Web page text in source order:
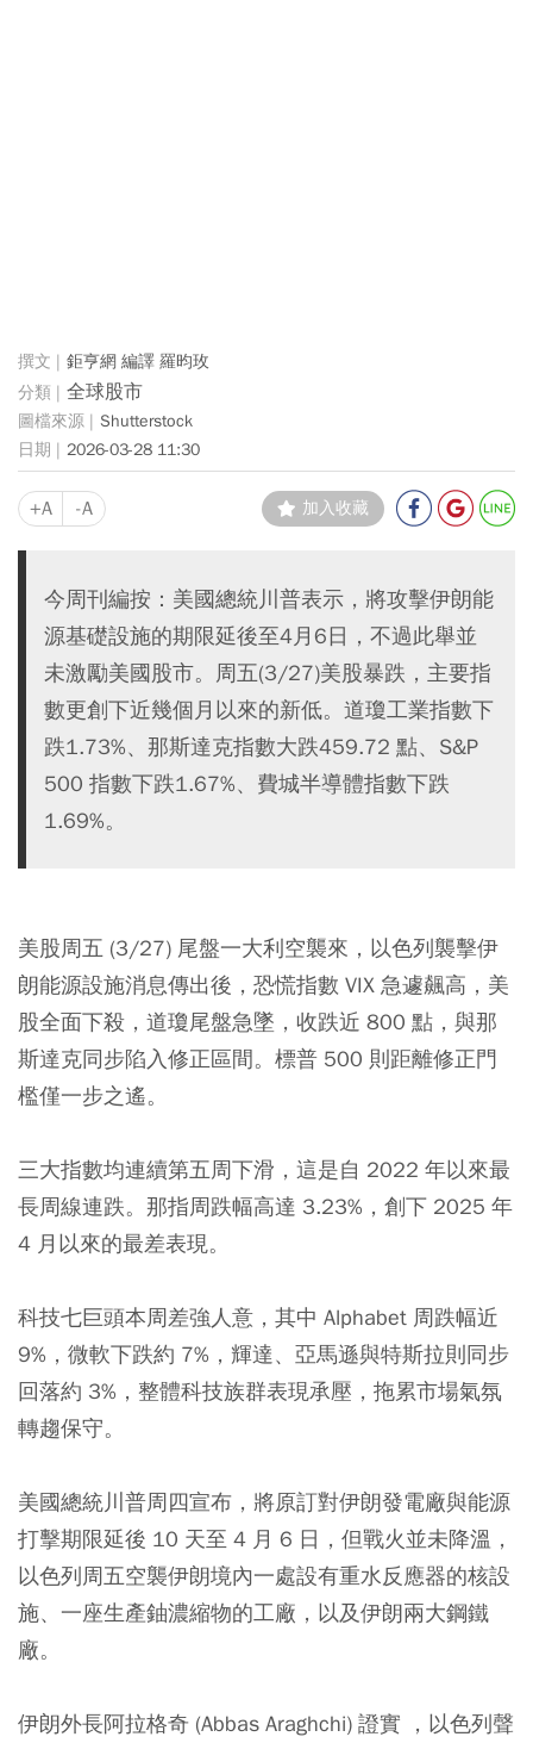
鉅亨網 編譯 羅昀玫
全球股市
Shutterstock
2026-03-28 11:30
+A -A 加入收藏
今周刊編按：美國總統川普表示，將攻擊伊朗能
源基礎設施的期限延後至4月6日，不過此舉並
未激勵美國股市。周五(3/27)美股暴跌，主要指
數更創下近幾個月以來的新低。道瓊工業指數下
跌1.73%、那斯達克指數大跌459.72 點、S&P
500 指數下跌1.67%、費城半導體指數下跌
1.69%。
美股周五 (3/27) 尾盤一大利空襲來，以色列襲擊伊
朗能源設施消息傳出後，恐慌指數 VIX 急遽飆高，美
股全面下殺，道瓊尾盤急墜，收跌近 800 點，與那
斯達克同步陷入修正區間。標普 500 則距離修正門
檻僅一步之遙。
三大指數均連續第五周下滑，這是自 2022 年以來最
長周線連跌。那指周跌幅高達 3.23%，創下 2025 年
4 月以來的最差表現。
科技七巨頭本周差強人意，其中 Alphabet 周跌幅近
9%，微軟下跌約 7%，輝達、亞馬遜與特斯拉則同步
回落約 3%，整體科技族群表現承壓，拖累市場氣氛
轉趨保守。
美國總統川普周四宣布，將原訂對伊朗發電廠與能源
打擊期限延後 10 天至 4 月 6 日，但戰火並未降溫，
以色列周五空襲伊朗境內一處設有重水反應器的核設
施、一座生產鈾濃縮物的工廠，以及伊朗兩大鋼鐵
廠。
伊朗外長阿拉格奇 (Abbas Araghchi) 證實 ，以色列聲